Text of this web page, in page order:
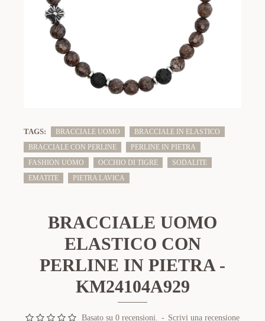
TAGS: BRACCIALE UOMO
BRACCIALE IN ELASTICO
BRACCIALE CON PERLINE
PERLINE IN PIETRA
FASHION UOMO
OCCHIO DI TIGRE
SODALITE
EMATITE
PIETRA LAVICA
BRACCIALE UOMO
ELASTICO CON
PERLINE IN PIETRA -
KM24104A929
Basato su 0 recensioni. - Scrivi una recensione